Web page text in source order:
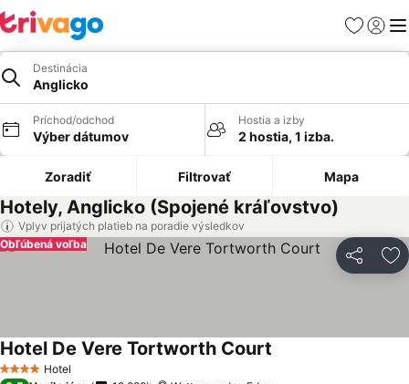
Obľúbené
Destinácia
Anglicko
Príchod/odchod
Výber dátumov
Hostia a izby
2 hostia, 1 izba.
Zoradiť Filtrovať Mapa
Hotely, Anglicko (Spojené kráľovstvo)
Vplyv prijatých platieb na poradie výsledkov
Zdieľať
Obľúbená voľba
4 Počet hviezdičiek
Hotel
Hotel De Vere Tortworth Court